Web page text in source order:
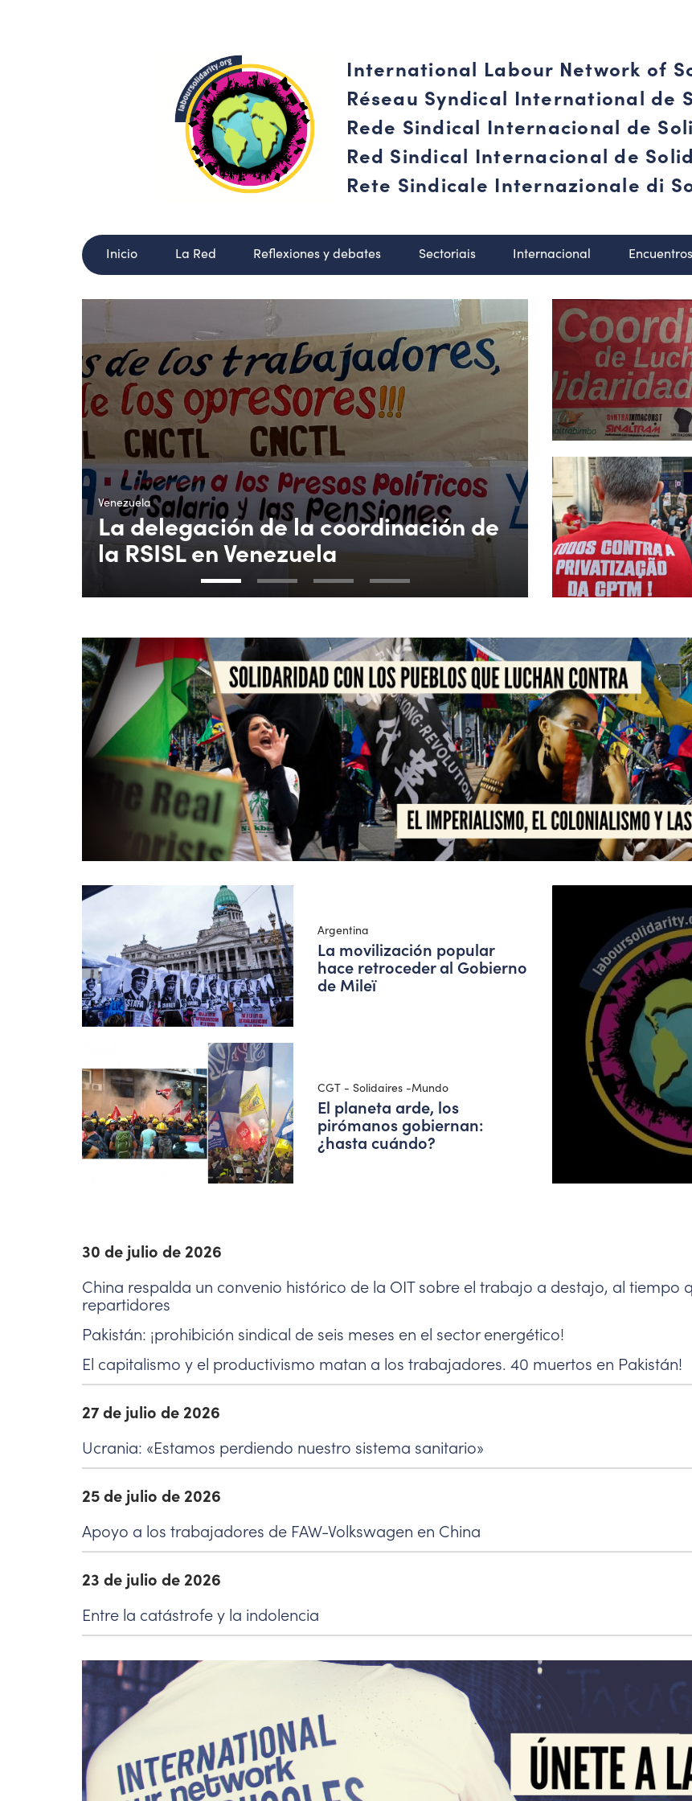
International Labour Network of
Réseau Syndical International de
Rede Sindical Internacional de
Red Sindical Internacional de
Rete Sindicale Internazionale di
Inicio La Red Reflexiones y debates Sectoriais Internacional
Venezuela
La delegación de la coordinación de
la RSISL en Venezuela
1 2 3
Argentina
La movilización popular
hace retroceder al Gobierno
de Mileï
CGT - Solidaires -Mundo
El planeta arde, los
pirómanos gobiernan:
¿hasta cuándo?
30 de julio de 2026
China respalda un convenio histórico de la OIT sobre el trabajo a destajo, al tiempo
repartidores
Pakistán: ¡prohibición sindical de seis meses en el sector energético!
El capitalismo y el productivismo matan a los trabajadores. 40 muertos en Pakistán!
27 de julio de 2026
Ucrania: «Estamos perdiendo nuestro sistema sanitario»
25 de julio de 2026
Apoyo a los trabajadores de FAW-Volkswagen en China
23 de julio de 2026
Entre la catástrofe y la indolencia